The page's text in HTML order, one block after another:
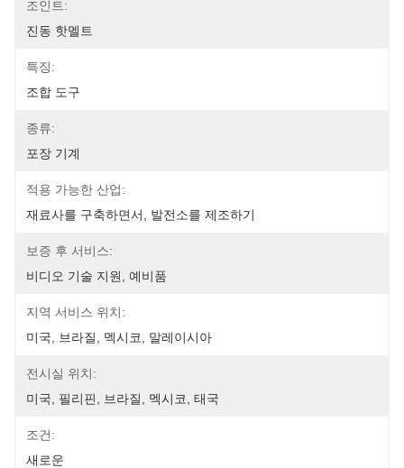
조인트:
진동 핫멜트
특징:
조합 도구
종류:
포장 기계
적용 가능한 산업:
재료사를 구축하면서, 발전소를 제조하기
보증 후 서비스:
비디오 기술 지원, 예비품
지역 서비스 위치:
미국, 브라질, 멕시코, 말레이시아
전시실 위치:
미국, 필리핀, 브라질, 멕시코, 태국
조건:
새로운